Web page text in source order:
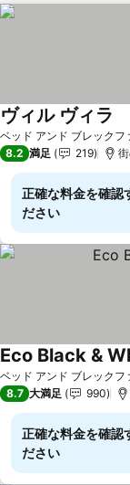
ベッド アンド ブレックフ
ヴィル ヴィラ
8.2 満足 219
正確な料金を確認
ださい
ベッド アンド ブレックフ
Eco Black &
8.7 大満足 990
正確な料金を確認
ださい